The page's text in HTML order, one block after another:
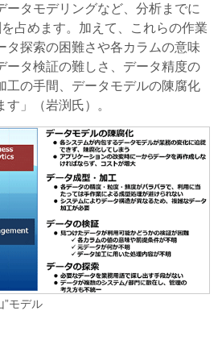
ータモデリングなど、分析までに
占めます。加えて、これらの作業
タ探索の困難さや各カラムの意味
ータ検証の難しさ、データ精度の
工の手間、データモデルの陳腐化
」（岩渕氏）。
”モデル